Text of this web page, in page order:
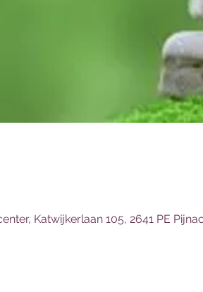
Katwijkerlaan 105, 2641 PE